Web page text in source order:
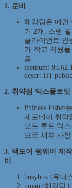
1. 준비
해킹팀은 메인
기 2개, 스팸
클라이언트 인
가 작고 직원
음
inetnum:
descr: HT
2. 취약점 익스플로잇
Phineas Fisher
제로데이 취약
모트 루트 익
므로 세부 사
3. 백도어 펌웨어 제
비
busybox (유닉
nmap (해킹팀